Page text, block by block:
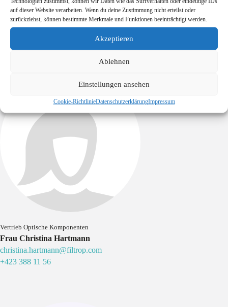
auf dieser Website verarbeiten. Wenn du deine Zustimmung nicht erteilst oder
zurückziehst, können bestimmte Merkmale und Funktionen beeinträchtigt werden.
Akzeptieren
Ablehnen
Einstellungen ansehen
Cookie-RichtlinieDatenschutzerklärungImpressum
Herr Silvio Nigg
silvio.nigg@filtrop.com
+423 388 11 57
Vertrieb Optische Komponenten
Frau Christina Hartmann
christina.hartmann@filtrop.com
+423 388 11 56